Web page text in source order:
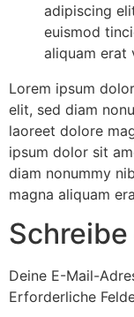
adipiscing
euismod
aliquam erat
Lorem ipsum
elit, sed diam
laoreet dolore
ipsum dolor sit
diam nonummy
magna aliquam
Deine E-Mail-
Erforderliche